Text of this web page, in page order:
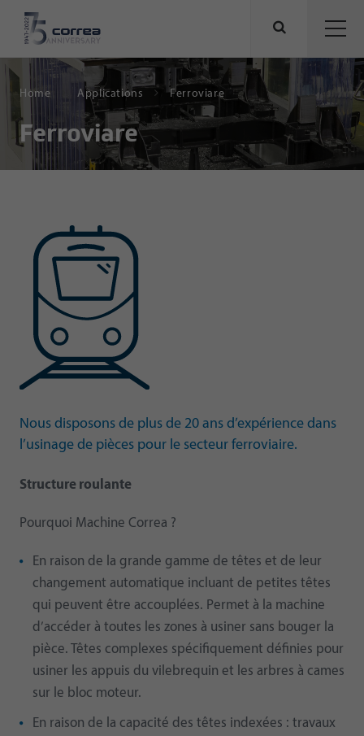
Home Applications Ferroviare
Ferroviare
Nous disposons de plus de 20 ans d’expérience dans
l’usinage de pièces pour le secteur ferroviaire.
Structure roulante
Pourquoi Machine Correa ?
En raison de la grande gamme de têtes et de leur
changement automatique incluant de petites têtes
qui peuvent être accouplées. Permet à la machine
d’accéder à toutes les zones à usiner sans bouger la
pièce. Têtes complexes spécifiquement définies pour
usiner les appuis du vilebrequin et les arbres à cames
sur le bloc moteur.
En raison de la capacité des têtes indexées : travaux